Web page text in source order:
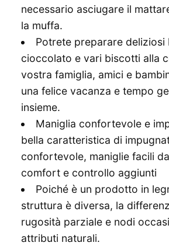
necessario asciugare il
la muffa.
Potrete preparare deliziosi
cioccolato e vari biscotti alla
vostra famiglia, amici e
una felice vacanza e tempo
insieme.
Maniglia confortevole e
bella caratteristica di
confortevole, maniglie facili
comfort e controllo aggiunti
Poiché è un prodotto in
struttura è diversa, la
rugosità parziale e nodi
attributi naturali.